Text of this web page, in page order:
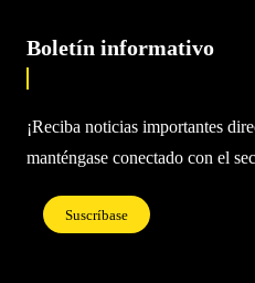
Boletín informativo
¡Reciba noticias importantes
manténgase conectado con el
Suscríbase